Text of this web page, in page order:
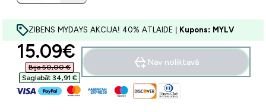
ZIBENS MYDAYS AKCIJA! 40% ATLAIDE | Kupons: MYLV
discounted price
15.09€‎
Bija 50,00 €‎
Saglabāt 34,91 €‎
Nav noliktavā